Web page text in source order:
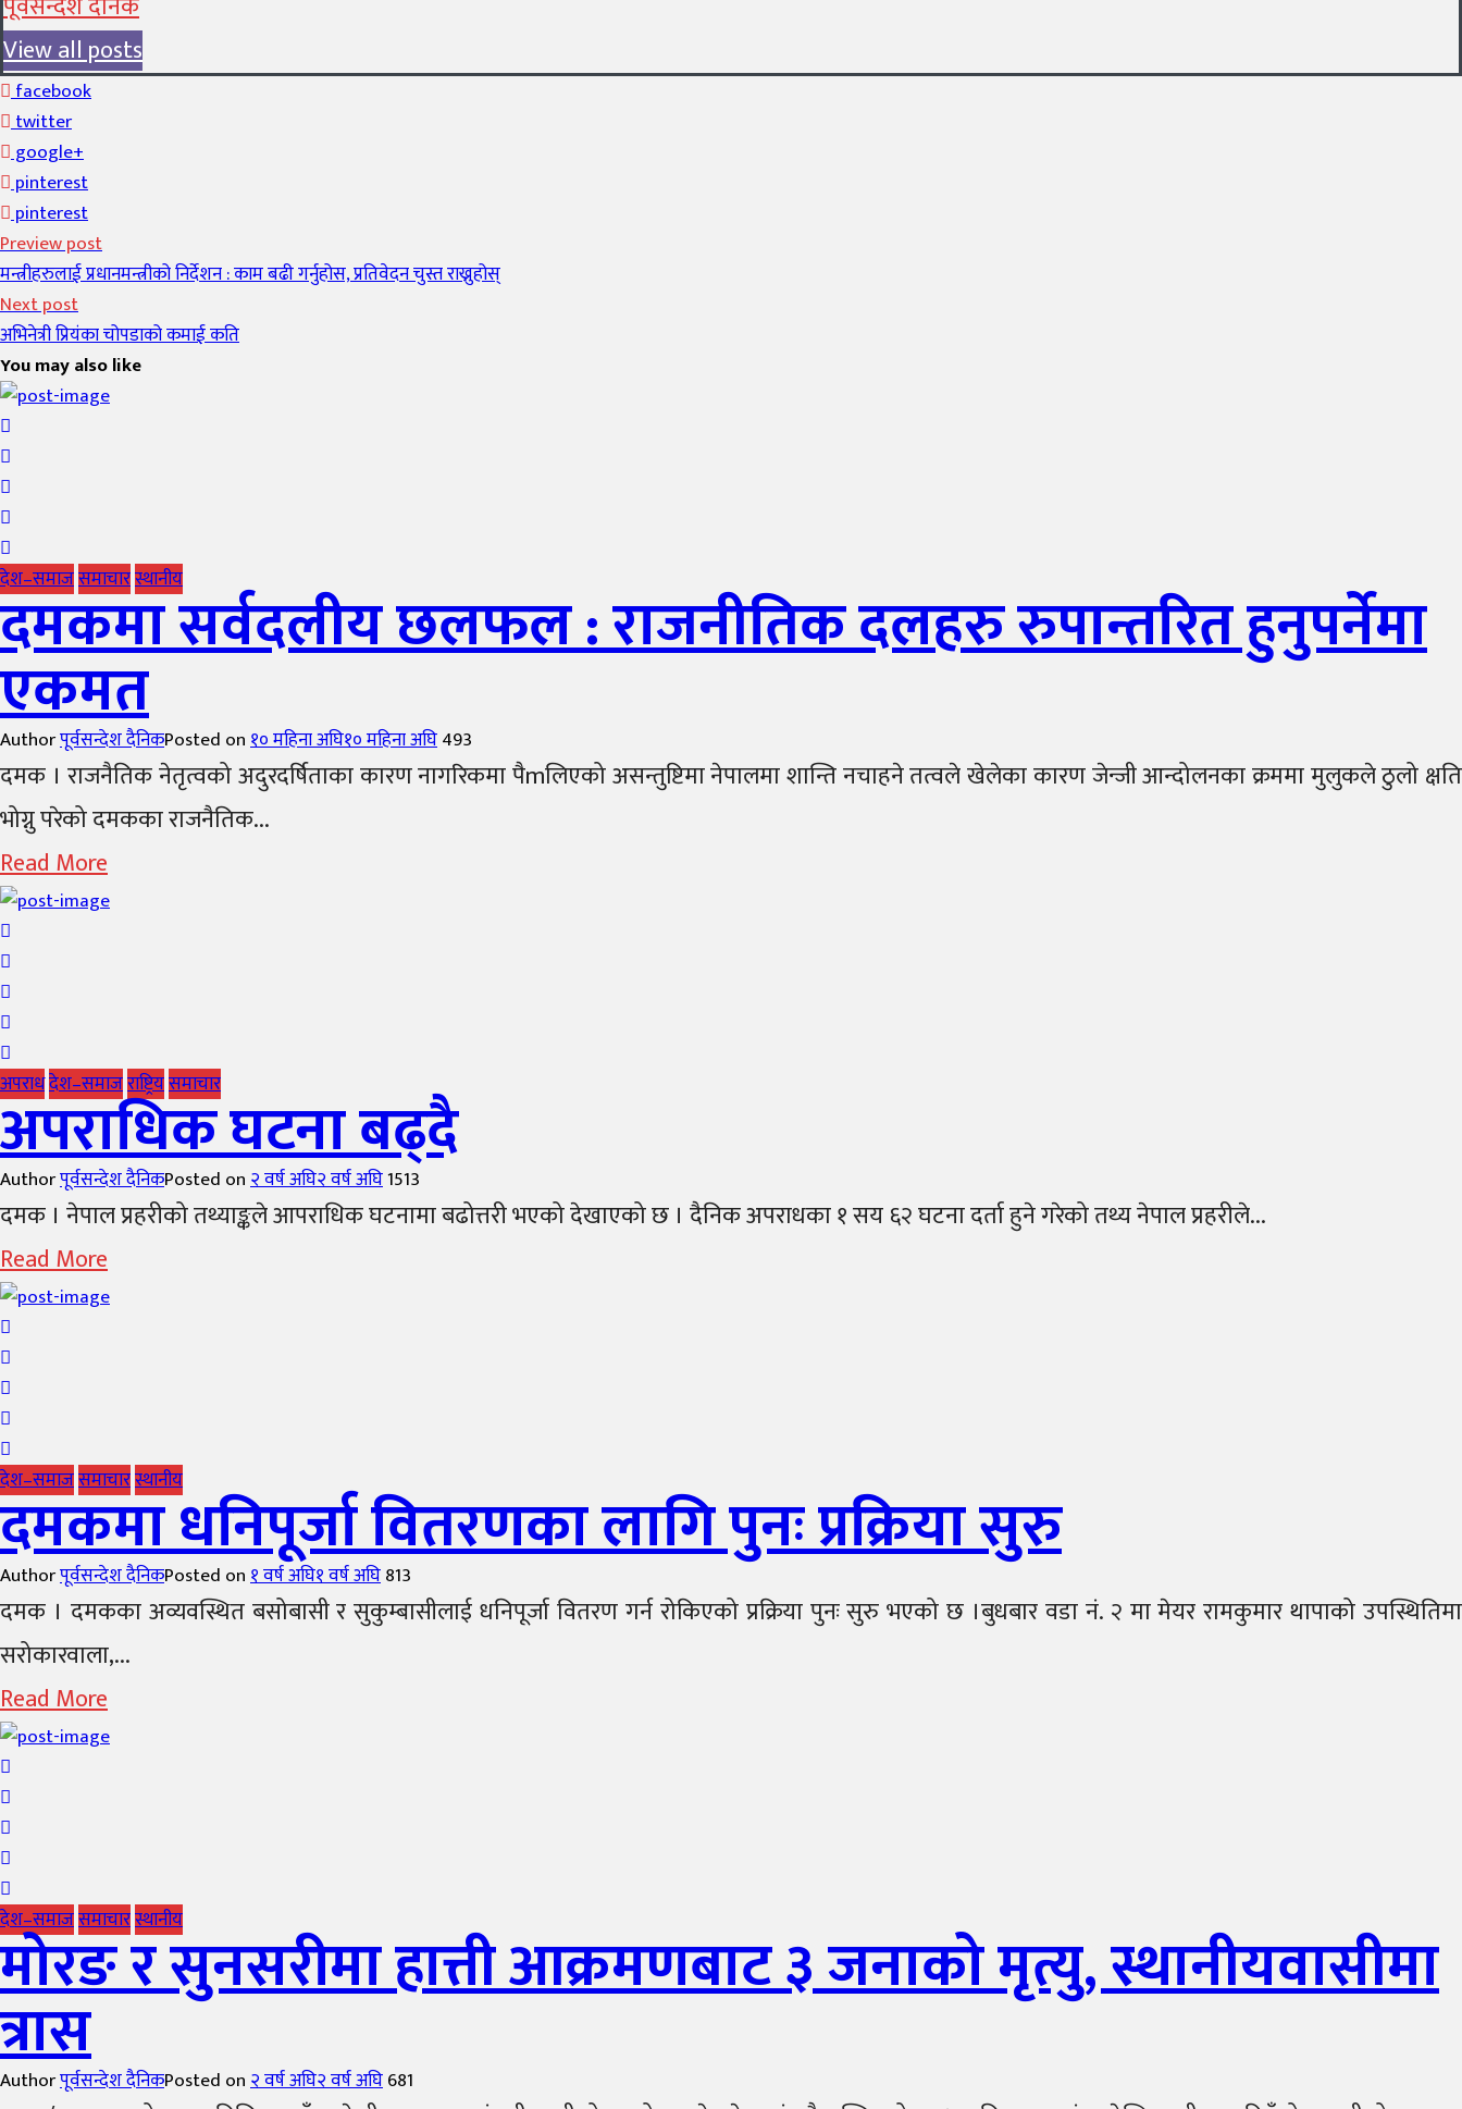
View all posts
facebook
twitter
google+
pinterest
pinterest
Preview post
मन्त्रीहरुलाई प्रधानमन्त्रीको निर्देशन : काम बढी गर्नुहोस, प्रतिवेदन चुस्त राख्नुहोस्
Next post
अभिनेत्री प्रियंका चोपडाको कमाई कति
You may also like
देश–समाजसमाचारस्थानीय
दमकमा सर्वदलीय छलफल : राजनीतिक दलहरु रुपान्तरित हुनुपर्नेमा
एकमत
Authorपूर्वसन्देश दैनिकPosted on१० महिना अघि१० महिना अघि493
दमक । राजनैतिक नेतृत्वको अदुरदर्षिताका कारण नागरिकमा पैmलिएको असन्तुष्टिमा नेपालमा शान्ति नचाहने तत्वले खेलेका कारण जेन्जी आन्दोलनका क्रममा मुलुकले ठुलो क्षति
भोग्नु परेको दमकका राजनैतिक...
Read More
अपराधदेश–समाजराष्ट्रियसमाचार
अपराधिक घटना बढ्दै
Authorपूर्वसन्देश दैनिकPosted on२ वर्ष अघि२ वर्ष अघि1513
दमक । नेपाल प्रहरीको तथ्याङ्कले आपराधिक घटनामा बढोत्तरी भएको देखाएको छ । दैनिक अपराधका १ सय ६२ घटना दर्ता हुने गरेको तथ्य नेपाल प्रहरीले...
Read More
देश–समाजसमाचारस्थानीय
दमकमा धनिपूर्जा वितरणका लागि पुनः प्रक्रिया सुरु
Authorपूर्वसन्देश दैनिकPosted on१ वर्ष अघि१ वर्ष अघि813
दमक । दमकका अव्यवस्थित बसोबासी र सुकुम्बासीलाई धनिपूर्जा वितरण गर्न रोकिएको प्रक्रिया पुनः सुरु भएको छ ।बुधबार वडा नं. २ मा मेयर रामकुमार थापाको उपस्थितिमा
सरोकारवाला,...
Read More
देश–समाजसमाचारस्थानीय
मोरङ र सुनसरीमा हात्ती आक्रमणबाट ३ जनाको मृत्यु, स्थानीयवासीमा
त्रास
Authorपूर्वसन्देश दैनिकPosted on२ वर्ष अघि२ वर्ष अघि681